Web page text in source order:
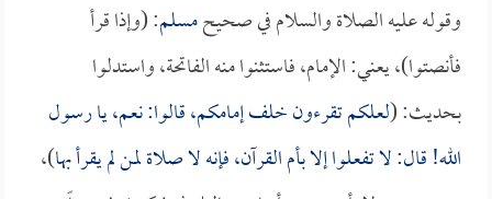
وقوله عليه الصلاة والسلام في صحيحمسلم: (وإذا قرأ
فأنصتوا)، يعني: الإمام، فاستثنوا منه الفاتحة، واستدلوا
بحديث: (لعلكم تقرءون خلف إمامكم، قالوا: نعم، يا رسول
الله! قال: لا تفعلوا إلا بأم القرآن، فإنه لا صلاة لمن لم يقرأ بها)،